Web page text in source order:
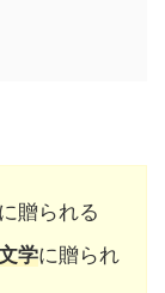
に贈られる
学に贈られ